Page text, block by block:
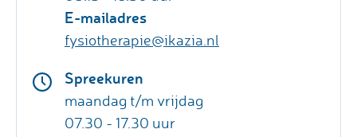
E-mailadres
fysiotherapie@ikazia.nl
Spreekuren
maandag t/m vrijdag
07.30 - 17.30 uur